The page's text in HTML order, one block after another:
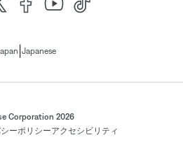
Japanese
Corporation 2026
ーポリシーアクセシビリティ